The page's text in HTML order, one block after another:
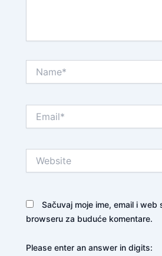
Sačuvaj moje ime, email i web
browseru za buduće komentare.
Please enter an answer in digits: